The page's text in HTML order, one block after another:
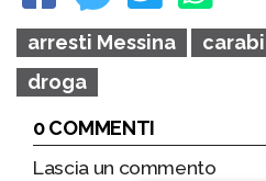
arresti Messina
droga
0 COMMENTI
Lascia un commento